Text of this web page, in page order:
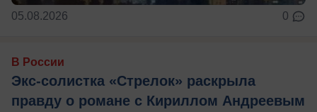
05.08.2026 0
В России
Экс-солистка «Стрелок» раскрыла
правду о романе с Кириллом Андреевым